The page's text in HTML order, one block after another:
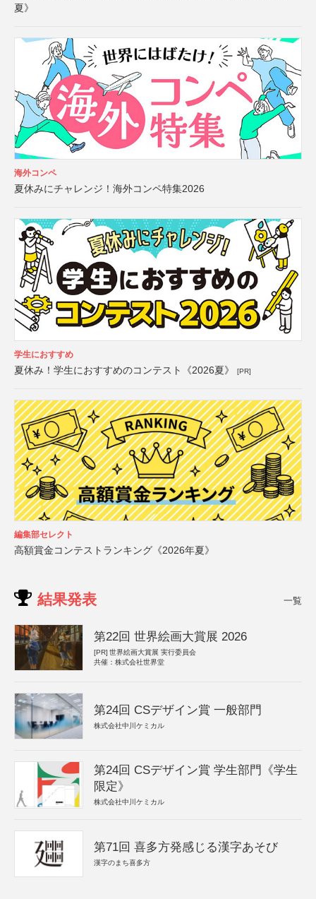
夏》
海外コンペ
夏休みにチャレンジ！海外コンペ特集2026
学生におすすめ
夏休み！学生におすすめのコンテスト《2026夏》 [PR]
編集部セレクト
高額賞金コンテストランキング《2026年夏》
結果発表 一覧
第22回 世界絵画大賞展 2026
[PR] 世界絵画大賞展 実行委員会
共催：株式会社世界堂
第24回 CSデザイン賞 一般部門
株式会社中川ケミカル
第24回 CSデザイン賞 学生部門《学生
限定》
株式会社中川ケミカル
第71回 喜多方発感じる漢字あそび
漢字のまち喜多方